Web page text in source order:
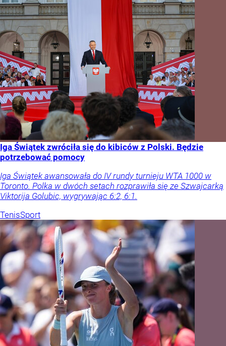
Iga Świątek zwróciła się do kibiców z Polski. Będzie
potrzebować pomocy
Iga Świątek awansowała do IV rundy turnieju WTA 1000 w
Toronto. Polka w dwóch setach rozprawiła się ze Szwajcarką
Viktorija Golubic, wygrywając 6:2, 6:1.
TenisSport